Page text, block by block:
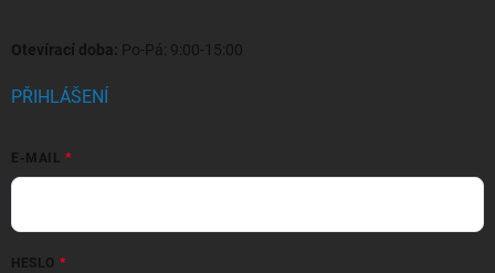
Otevírací doba: Po-Pá: 9:00-15:00
PŘIHLÁŠENÍ
E-MAIL
HESLO